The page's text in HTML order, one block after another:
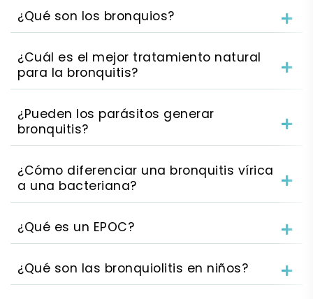
¿Qué son los bronquios?
¿Cuál es el mejor tratamiento natural
para la bronquitis?
¿Pueden los parásitos generar
bronquitis?
¿Cómo diferenciar una bronquitis vírica
a una bacteriana?
¿Qué es un EPOC?
¿Qué son las bronquiolitis en niños?